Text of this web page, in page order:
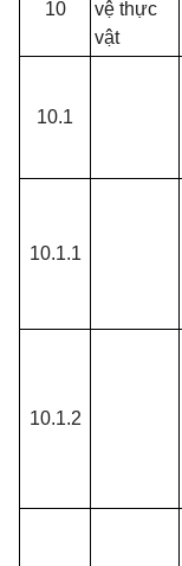
10
vệ thực
vật
10.1
10.1.1
10.1.2